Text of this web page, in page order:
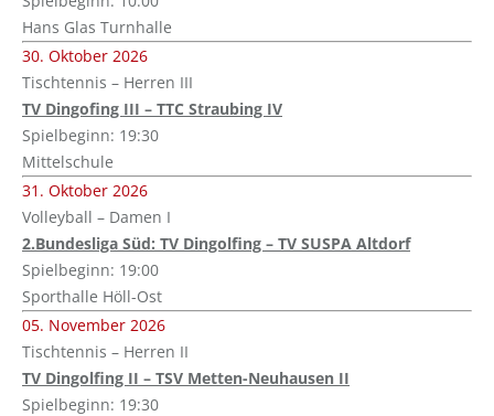
Hans Glas Turnhalle
30. Oktober 2026
Tischtennis – Herren III
TV Dingofing III – TTC Straubing IV
Spielbeginn: 19:30
Mittelschule
31. Oktober 2026
Volleyball – Damen I
2.Bundesliga Süd: TV Dingolfing – TV SUSPA Altdorf
Spielbeginn: 19:00
Sporthalle Höll-Ost
05. November 2026
Tischtennis – Herren II
TV Dingolfing II – TSV Metten-Neuhausen II
Spielbeginn: 19:30